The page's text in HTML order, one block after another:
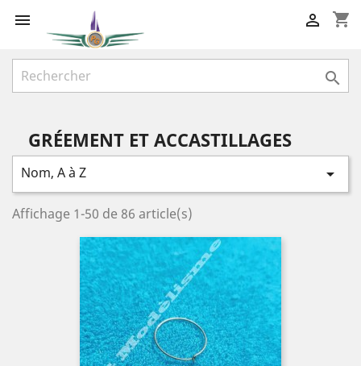
 shopping_cart


GRÉEMENT ET ACCASTILLAGES
Nom, A à Z 
Affichage 1-50 de 86 article(s)